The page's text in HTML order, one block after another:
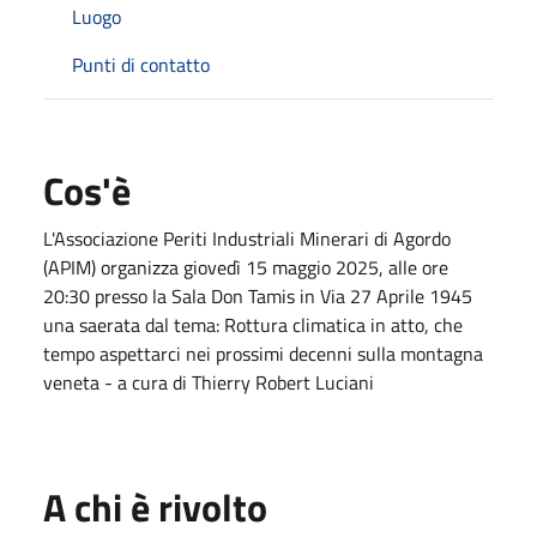
Luogo
Punti di contatto
Cos'è
L'Associazione Periti Industriali Minerari di Agordo
(APIM) organizza giovedì 15 maggio 2025, alle ore
20:30 presso la Sala Don Tamis in Via 27 Aprile 1945
una saerata dal tema: Rottura climatica in atto, che
tempo aspettarci nei prossimi decenni sulla montagna
veneta - a cura di Thierry Robert Luciani
A chi è rivolto